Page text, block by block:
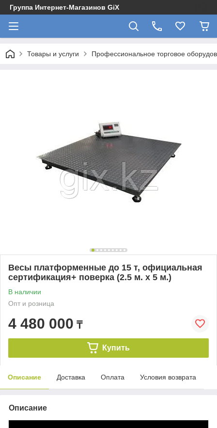
Группа Интернет-Магазинов GiX
Товары и услуги Профессиональное торговое
Весы платформенные до 15 т, официальная
сертификация+ поверка (2.5 м. х 5 м.)
В наличии
Опт и розница
4 480 000 ₸
Купить
Описание Доставка Оплата Условия возврата
Описание